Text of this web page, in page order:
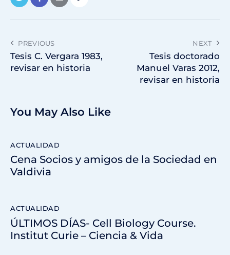
PREVIOUS
Tesis C. Vergara 1983,
revisar en historia
NEXT
Tesis doctorado
Manuel Varas 2012,
revisar en historia
You May Also Like
ACTUALIDAD
Cena Socios y amigos de la Sociedad en
Valdivia
ACTUALIDAD
ÚLTIMOS DÍAS- Cell Biology Course.
Institut Curie – Ciencia & Vida